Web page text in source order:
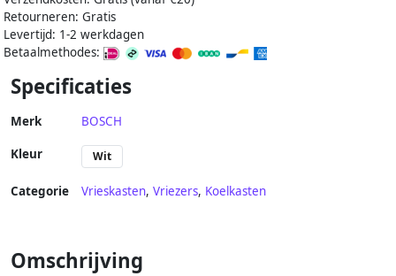
Retourneren: Gratis
Levertijd: 1-2 werkdagen
Betaalmethodes:
Specificaties
Merk BOSCH
Kleur Wit
Categorie Vrieskasten, Vriezers, Koelkasten
Omschrijving